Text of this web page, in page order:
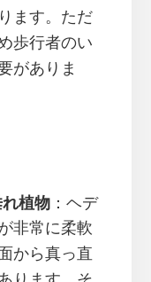
ます。ただ
歩行者のい
がありま
植物：ヘデ
非常に柔軟
から真っ直